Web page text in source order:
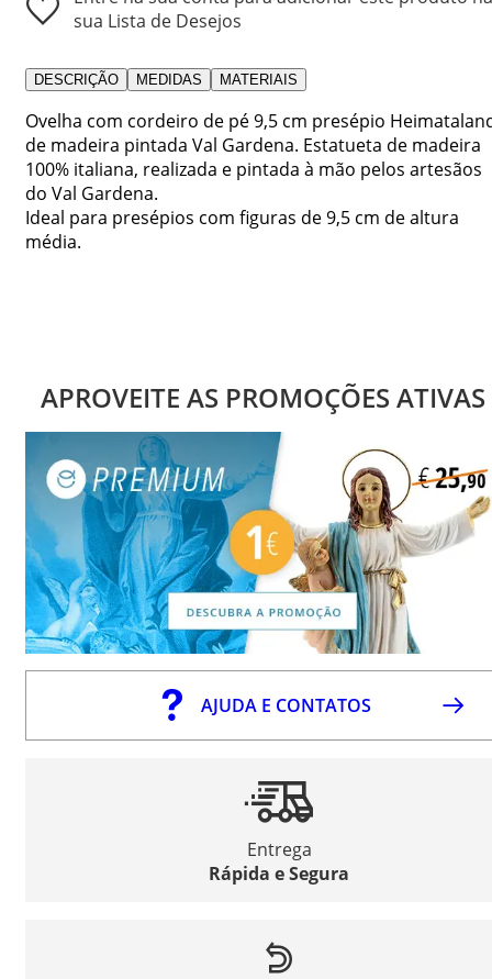
sua Lista de Desejos
DESCRIÇÃO MEDIDAS MATERIAIS
Ovelha com cordeiro de pé 9,5 cm presépio
de madeira pintada Val Gardena. Estatueta de madeira
100% italiana, realizada e pintada à mão pelos artesãos
do Val Gardena.
Ideal para presépios com figuras de 9,5 cm de altura
média.
APROVEITE AS PROMOÇÕES ATIVAS
AJUDA E CONTATOS
Entrega
Rápida e Segura